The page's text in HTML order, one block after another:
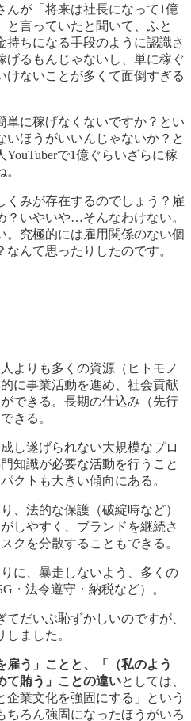
んが「将来は社長になって1億
言っていたと聞いて、ふと
持ちになる手段のように認識さ
げるもんじゃないし、単に稼ぐ
けないことが多くて面倒すぎる
単に稼げなくないですか？とい
いほうがいいんじゃないか？と
で1億ぐらいざらに稼
くみが存在するのでしょう？雇
？いやいや…そんなわけない。
。究極的には雇用関係のない個
んて思ったりしたのです。
よりも多くの資源（ヒトモノ
に事業活動を進め、社会貢献
できる。長期の仕込み（先行
きる。
し遂げられない大規模なプロ
知識が必要な活動を行うこと
クトも大きい傾向にある。
、法的な保護（破綻時など）
しやすく、ブランドを継続さ
クを分散することもできる。
に、暴走しないよう、多くの
・法令遵守・納税など）。
だいぶ恥ずかしいのですが、
ました。
雇う」ことと、「（私のよう
て賄う」ことの違いとしては、
業文化を強固にする」という
ちろん強固になったほうがいろ